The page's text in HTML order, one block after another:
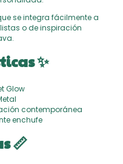
se integra fácilmente a
o de inspiración
✨
Glow
contemporánea
enchufe
📏